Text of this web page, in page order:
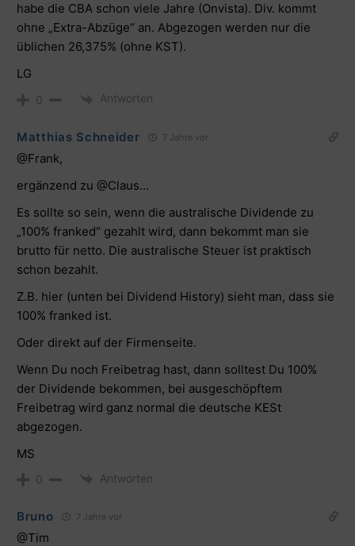
habe die CBA schon viele Jahre (Onvista). Div. kommt
ohne „Extra-Abzüge“ an. Abgezogen werden nur die
üblichen 26,375% (ohne KST).
LG
0 Antworten
Matthias Schneider 7 Jahre vor
@Frank,
ergänzend zu @Claus…
Es sollte so sein, wenn die australische Dividende zu
„100% franked“ gezahlt wird, dann bekommt man sie
brutto für netto. Die australische Steuer ist praktisch
schon bezahlt.
Z.B. hier (unten bei Dividend History) sieht man, dass sie
100% franked ist.
Oder direkt auf der Firmenseite.
Wenn Du noch Freibetrag hast, dann solltest Du 100%
der Dividende bekommen, bei ausgeschöpftem
Freibetrag wird ganz normal die deutsche KESt
abgezogen.
MS
0 Antworten
Bruno 7 Jahre vor
@Tim